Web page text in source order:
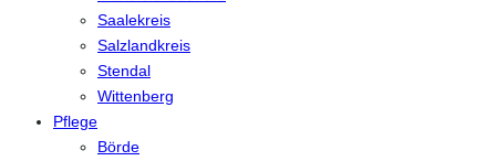
Saalekreis
Salzlandkreis
Stendal
Wittenberg
Pflege
Börde